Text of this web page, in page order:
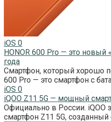
iOS 0
HONOR 600 Pro — это
года
Смартфон, который хорошо
600 Pro — это смартфон с
iOS 0
iQOO Z11 5G — мощный
Официально в России. iQOO
смартфон Z11 5G,